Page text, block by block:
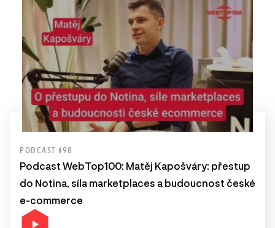
PODCAST #98
Podcast WebTop100: Matěj Kapošváry: přestup
do Notina, síla marketplaces a budoucnost české
e-commerce